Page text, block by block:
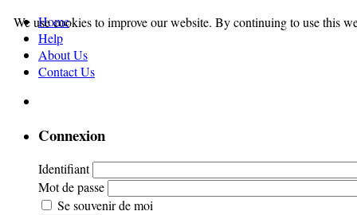
Home
Help
About Us
Contact Us
Connexion
Identifiant
Mot de passe
Se souvenir de moi
We use cookies to improve our website. By continuing to use this